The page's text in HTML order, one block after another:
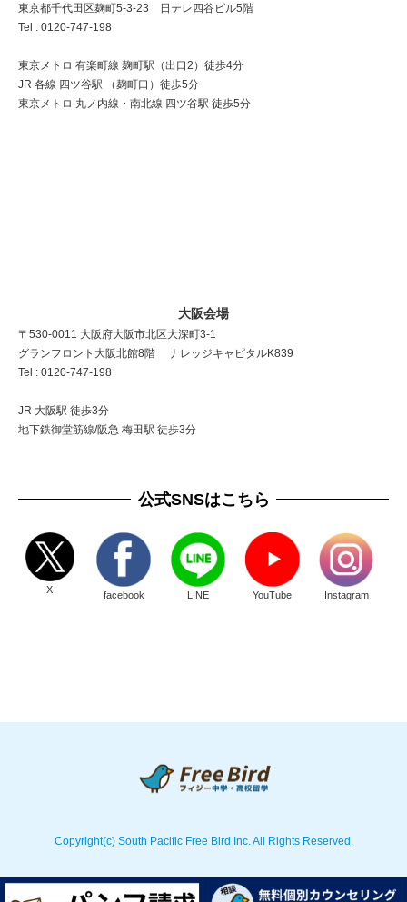
東京都千代田区麹町5-3-23 日テレ四谷ビル5階
Tel : 0120-747-198
東京メトロ 有楽町線 麹町駅（出口2）徒歩4分
JR 各線 四ツ谷駅 （麹町口）徒歩5分
東京メトロ 丸ノ内線・南北線 四ツ谷駅 徒歩5分
大阪会場
〒530-0011 大阪府大阪市北区大深町3-1
グランフロント大阪北館8階 ナレッジキャピタルK839
Tel : 0120-747-198
JR 大阪駅 徒歩3分
地下鉄御堂筋線/阪急 梅田駅 徒歩3分
公式SNSはこちら
X facebook LINE YouTube Instagram
Copyright(c) South Pacific Free Bird Inc. All Rights Reserved.